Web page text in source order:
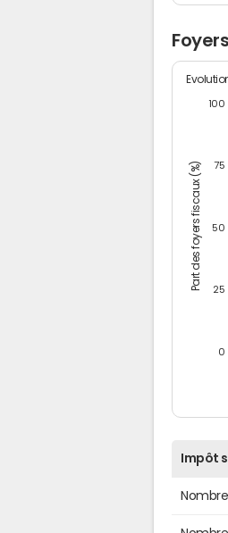
Part des foyers fiscaux (%)
0
25
50
75
100
Impôt